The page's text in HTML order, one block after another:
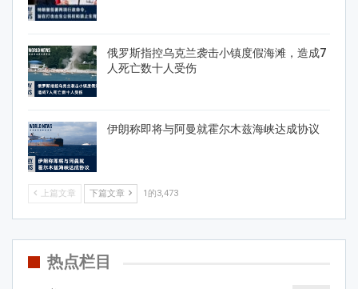
俄罗斯指控乌克兰袭击小镇度假海滩，造成7
人死亡数十人受伤
伊朗称即将与阿曼就霍尔木兹海峡达成协议
上篇文章 下篇文章 1的3,473
热点栏目